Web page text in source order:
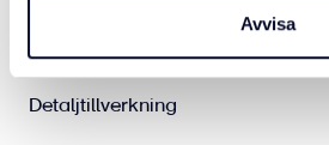
Avvisa
Industriautomation
Detaljtillverkning